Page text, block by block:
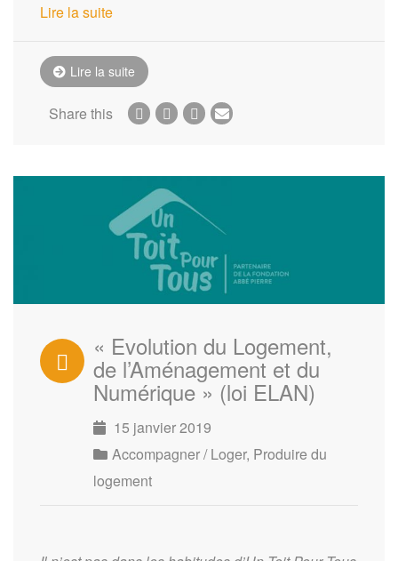
Lire la suite
Lire la suite
Share this
« Evolution du Logement,
de l’Aménagement et du
Numérique » (loi ELAN)
15 janvier 2019
Accompagner / Loger, Produire du
logement